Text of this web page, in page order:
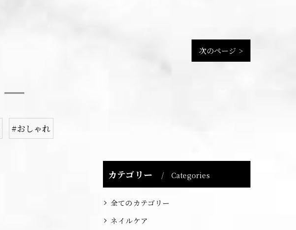
次のページ >
#おしゃれ
カテゴリー Categories
全てのカテゴリー
ネイルケア